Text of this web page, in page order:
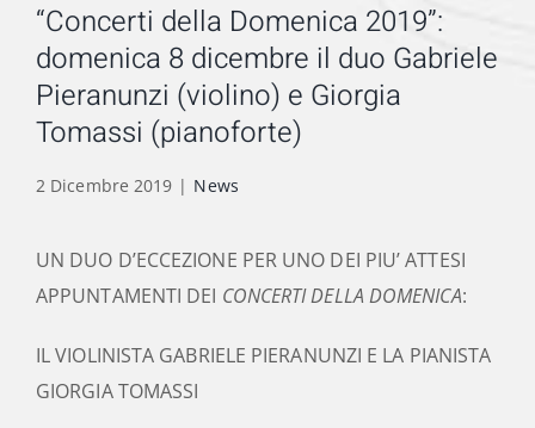
“Concerti della Domenica 2019”:
domenica 8 dicembre il duo Gabriele
Pieranunzi (violino) e Giorgia
Tomassi (pianoforte)
2 Dicembre 2019 | News
UN DUO D’ECCEZIONE PER UNO DEI PIU’ ATTESI
APPUNTAMENTI DEI CONCERTI DELLA DOMENICA:
IL VIOLINISTA GABRIELE PIERANUNZI E LA PIANISTA
GIORGIA TOMASSI